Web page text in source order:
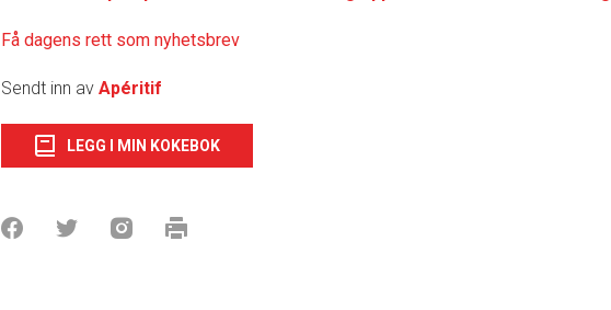
Få dagens rett som nyhetsbrev
Sendt inn av Apéritif
LEGG I MIN KOKEBOK